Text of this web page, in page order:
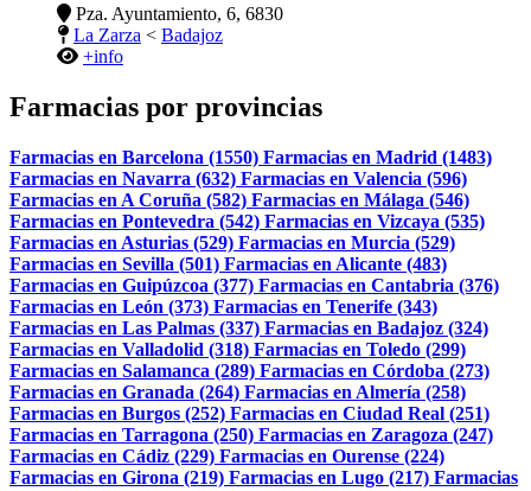
Pza. Ayuntamiento, 6, 6830
La Zarza < Badajoz
+info
Farmacias por provincias
Farmacias en Barcelona (1550) Farmacias en Madrid (1483)
Farmacias en Navarra (632) Farmacias en Valencia (596)
Farmacias en A Coruña (582) Farmacias en Málaga (546)
Farmacias en Pontevedra (542) Farmacias en Vizcaya (535)
Farmacias en Asturias (529) Farmacias en Murcia (529)
Farmacias en Sevilla (501) Farmacias en Alicante (483)
Farmacias en Guipúzcoa (377) Farmacias en Cantabria (376)
Farmacias en León (373) Farmacias en Tenerife (343)
Farmacias en Las Palmas (337) Farmacias en Badajoz (324)
Farmacias en Valladolid (318) Farmacias en Toledo (299)
Farmacias en Salamanca (289) Farmacias en Córdoba (273)
Farmacias en Granada (264) Farmacias en Almería (258)
Farmacias en Burgos (252) Farmacias en Ciudad Real (251)
Farmacias en Tarragona (250) Farmacias en Zaragoza (247)
Farmacias en Cádiz (229) Farmacias en Ourense (224)
Farmacias en Girona (219) Farmacias en Lugo (217) Farmacias